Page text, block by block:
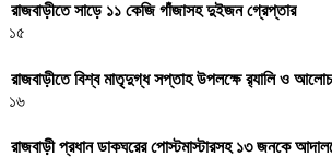
রাজবাড়ীতে সাড়ে ১১ কেজি গাঁজাসহ দুইজন গ্রেপ্তার
১৫
রাজবাড়ীতে বিশ্ব মাতৃদুগ্ধ সপ্তাহ উপলক্ষে র‌্যালি ও
১৬
রাজবাড়ী প্রধান ডাকঘরের পোস্টমাস্টারসহ ১৩ জনকে